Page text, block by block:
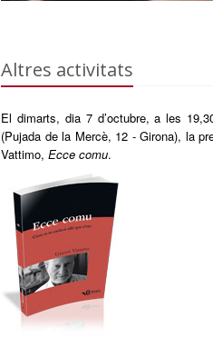
Altres activitats
El dimarts, dia 7 d’octubre, a les
(Pujada de la Mercè, 12 - Girona), la
Vattimo, Ecce comu.